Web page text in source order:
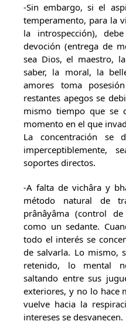
-Sin embargo, si el
temperamento, para la
la introspección),
devoción (entrega de
sea Dios, el maestro,
saber, la moral, la
amores toma
restantes apegos se
mismo tiempo que se
momento en el que
La concentración se
imperceptiblemente,
soportes directos.
-A falta de vichâra y
método natural de
prânâyâma (control
como un sedante.
todo el interés se
de salvarla. Lo mismo,
retenido, lo mental
saltando entre sus
exteriores, y no lo hace
vuelve hacia la
intereses se desvanecen.